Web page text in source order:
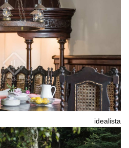
idealista